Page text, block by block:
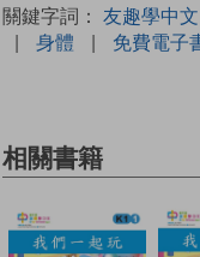
關鍵字詞： 友趣學中文
|
身體 | 免費電子
相關書籍